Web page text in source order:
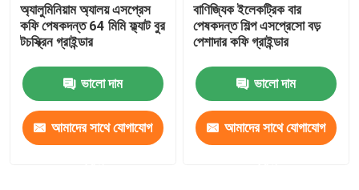
অ্যালুমিনিয়াম অ্যালয় এসপ্রেস
কফি পেষকদন্ত 64 মিমি ফ্ল্যাট বুর
টচস্ক্রিন গ্রাইন্ডার
ভালো দাম
আমাদের সাথে যোগাযোগ
বাণিজ্যিক ইলেকট্রিক বার
পেষকদন্ত শিল্প এসপ্রেসো বড়
পেশাদার কফি গ্রাইন্ডার
ভালো দাম
আমাদের সাথে যোগাযোগ